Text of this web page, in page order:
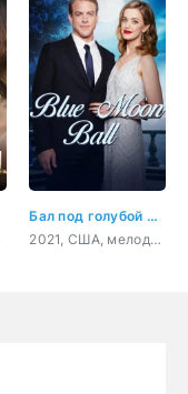
Бал под голубой луной
2021, США, мелодрама